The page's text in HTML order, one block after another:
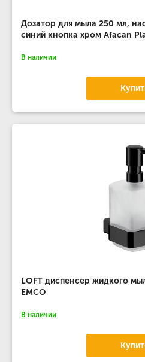
Дозатор для мыла 250 мл,
синий кнопка хром Afacan
В наличии
LOFT диспенсер жидкого
EMCO
В наличии